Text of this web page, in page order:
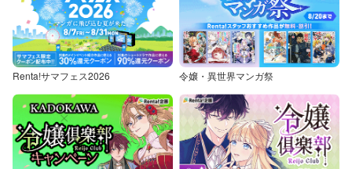
Renta!サマフェス2026 令嬢・異世界マンガ祭